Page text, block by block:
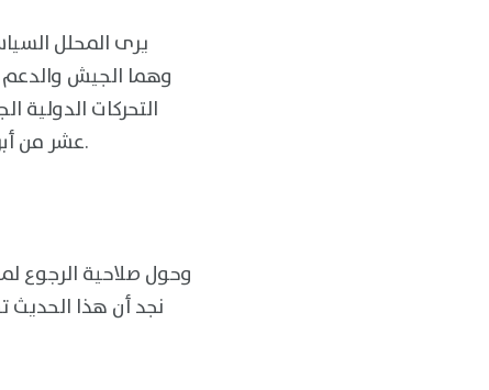
يرى المحلل
وهما الجيش والدعم
التحركات
عشر من أبريل ٢٠٢٣م وهو في حالة تجميع لكل المبادرات السابقة والقوى الساعية لوقف الحرب.
وحول صلاحية الرجوع
نجد أن هذا